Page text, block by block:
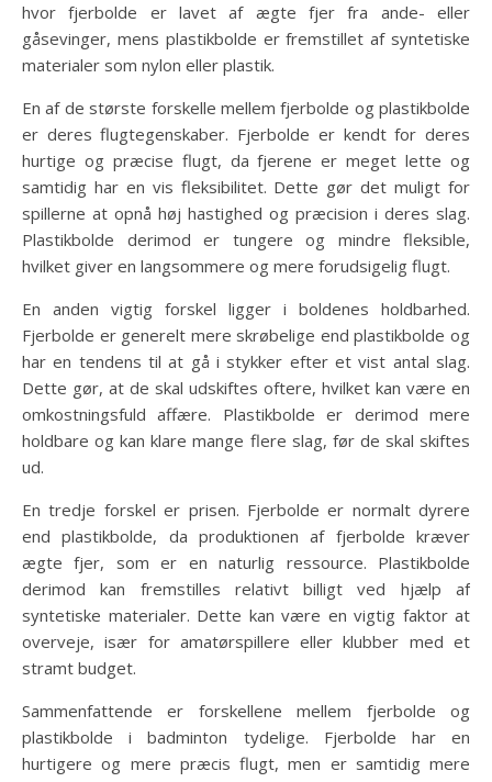
hvor fjerbolde er lavet af ægte fjer fra ande- eller
gåsevinger, mens plastikbolde er fremstillet af syntetiske
materialer som nylon eller plastik.
En af de største forskelle mellem fjerbolde og plastikbolde
er deres flugtegenskaber. Fjerbolde er kendt for deres
hurtige og præcise flugt, da fjerene er meget lette og
samtidig har en vis fleksibilitet. Dette gør det muligt for
spillerne at opnå høj hastighed og præcision i deres slag.
Plastikbolde derimod er tungere og mindre fleksible,
hvilket giver en langsommere og mere forudsigelig flugt.
En anden vigtig forskel ligger i boldenes holdbarhed.
Fjerbolde er generelt mere skrøbelige end plastikbolde og
har en tendens til at gå i stykker efter et vist antal slag.
Dette gør, at de skal udskiftes oftere, hvilket kan være en
omkostningsfuld affære. Plastikbolde er derimod mere
holdbare og kan klare mange flere slag, før de skal skiftes
ud.
En tredje forskel er prisen. Fjerbolde er normalt dyrere
end plastikbolde, da produktionen af fjerbolde kræver
ægte fjer, som er en naturlig ressource. Plastikbolde
derimod kan fremstilles relativt billigt ved hjælp af
syntetiske materialer. Dette kan være en vigtig faktor at
overveje, især for amatørspillere eller klubber med et
stramt budget.
Sammenfattende er forskellene mellem fjerbolde og
plastikbolde i badminton tydelige. Fjerbolde har en
hurtigere og mere præcis flugt, men er samtidig mere